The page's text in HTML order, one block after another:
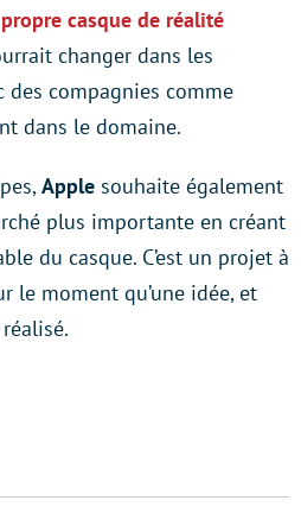
casque de réalité
changer dans les
des compagnies comme
dans le domaine.
Apple souhaite également
plus importante en créant
du casque. C’est un projet à
le moment qu’une idée, et